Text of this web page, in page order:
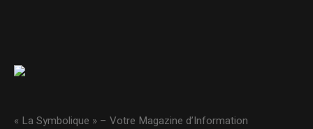
« La Symbolique » – Votre Magazine d’Information